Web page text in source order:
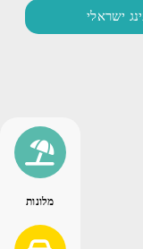
ישראלי
מלונות